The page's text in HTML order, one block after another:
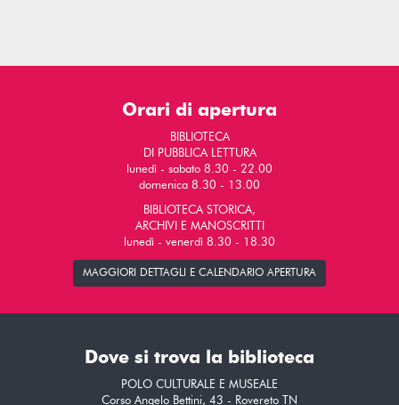
Orari di apertura
BIBLIOTECA
DI PUBBLICA LETTURA
lunedì - sabato 8.30 - 22.00
domenica 8.30 - 13.00
BIBLIOTECA STORICA,
ARCHIVI E MANOSCRITTI
lunedì - venerdì 8.30 - 18.30
MAGGIORI DETTAGLI E CALENDARIO APERTURA
Dove si trova la biblioteca
POLO CULTURALE E MUSEALE
Corso Angelo Bettini, 43 - Rovereto TN